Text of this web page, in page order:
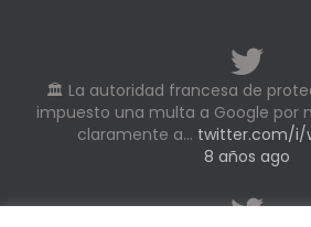
🏛️ La autoridad francesa de
impuesto una multa a Google por
claramente a… twitter.com/i/
8 años ago